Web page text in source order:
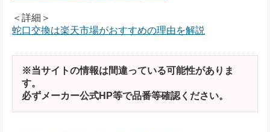
＜詳細＞
蛇口交換は楽天市場がおすすめの理由を解説
※当サイトの情報は間違っている可能性がありま
す。
必ずメーカー公式HP等で品番等確認ください。